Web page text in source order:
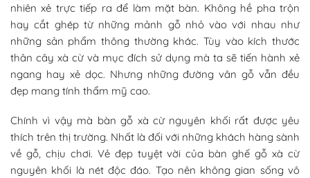
nhiên xẻ trực tiếp ra để làm mặt bàn. Không hề pha trộn
hay cắt ghép từ những mảnh gỗ nhỏ vào với nhau như
những sản phẩm thông thường khác. Tùy vào kích thước
thân cây xà cừ và mục đích sử dụng mà ta sẽ tiến hành xẻ
ngang hay xẻ dọc. Nhưng những đường vân gỗ vẫn đều
đẹp mang tính thẩm mỹ cao.
Chính vì vậy mà bàn gỗ xà cừ nguyên khối rất được yêu
thích trên thị trường. Nhất là đối với những khách hàng sành
về gỗ, chịu chơi. Vẻ đẹp tuyệt vời của bàn ghế gỗ xà cừ
nguyên khối là nét độc đáo. Tạo nên không gian sống vô